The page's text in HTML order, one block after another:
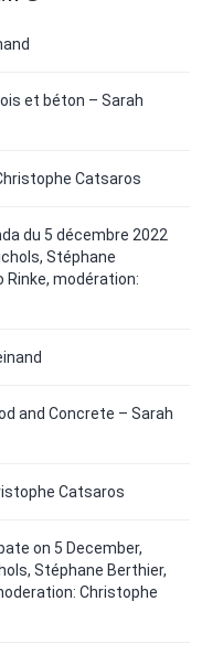
et béton – Sarah
Catsaros
du 5 décembre 2022
Stéphane
Rinke, modération:
and Concrete – Sarah
Catsaros
on 5 December,
Stéphane Berthier,
Christophe